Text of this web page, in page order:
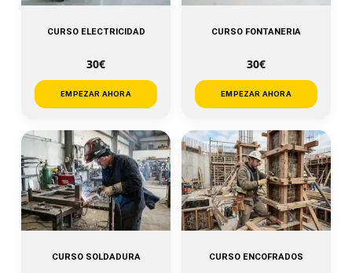
CURSO ELECTRICIDAD
30€
EMPEZAR AHORA
CURSO FONTANERIA
30€
EMPEZAR AHORA
CURSO SOLDADURA CURSO ENCOFRADOS